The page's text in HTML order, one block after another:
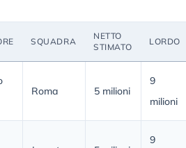
SQUADRA
NETTO
STIMATO
LORDO
Roma 5 milioni
9
milioni
9